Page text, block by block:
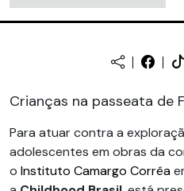
Crianças na passeata de
Para atuar contra a
adolescentes em obras da
o Instituto Camargo Corrêa